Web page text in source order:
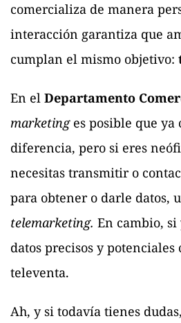
comercializa de manera
interacción garantiza que
cumplan el mismo objetivo:
En el Departamento
marketinges posible que ya
diferencia, pero si eres
necesitas transmitir o
para obtener o darle datos,
telemarketing. En cambio, si
datos precisos y
televenta.
Ah, y si todavía tienes